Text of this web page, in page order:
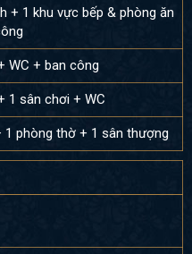
+ 1 khu vực bếp & phòng ăn
WC + ban công
1 sân chơi + WC
1 phòng thờ + 1 sân thượng